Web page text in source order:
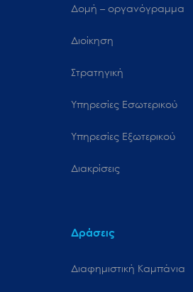
Δομή – οργανόγραμμα
Διοίκηση
Στρατηγική
Υπηρεσίες Εσωτερικού
Υπηρεσίες Εξωτερικού
Διακρίσεις
Δράσεις
Διαφημιστική Καμπάνια